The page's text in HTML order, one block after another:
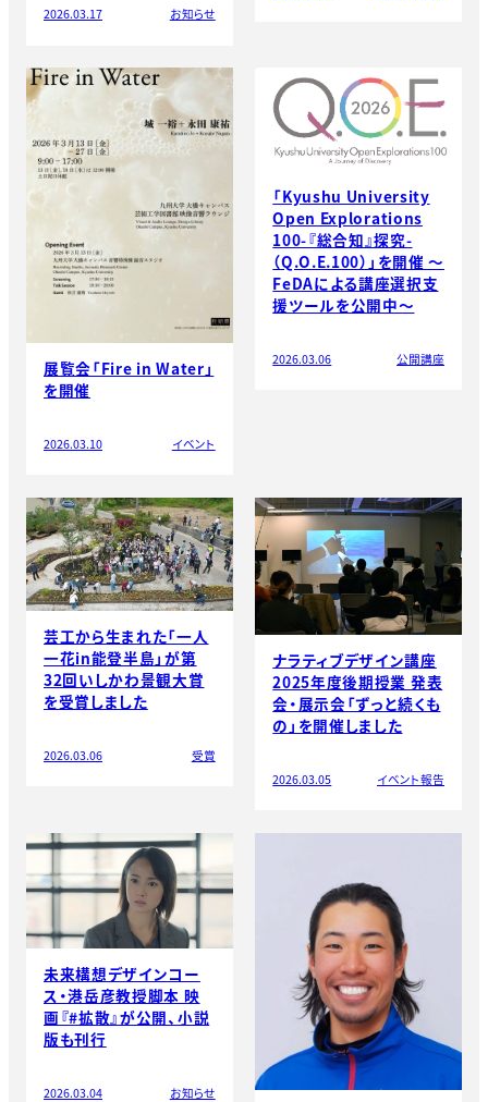
2026.03.17 お知らせ
展覧会「Fire in Water」
を開催
2026.03.10 イベント
「Kyushu University
Open Explorations
100-『総合知』探究-
（Q.O.E.100）」を開催 ～
FeDAによる講座選択支
援ツールを公開中～
2026.03.06 公開講座
芸工から生まれた「一人
一花in能登半島」が第
32回いしかわ景観大賞
を受賞しました
2026.03.06 受賞
ナラティブデザイン講座
2025年度後期授業 発表
会・展示会「ずっと続くも
の」を開催しました
2026.03.05 イベント報告
未来構想デザインコー
ス・港岳彦教授脚本 映
画『#拡散』が公開、小説
版も刊行
2026.03.04 お知らせ